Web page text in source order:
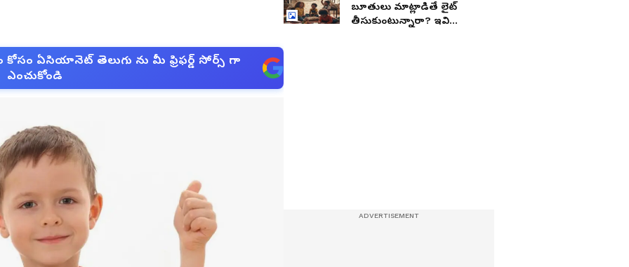
ఏసియానెట్ తెలుగు ను మీ ఫ్రిఫర్డ్ సోర్స్ గా
ఎంచుకోండి
బూతులు మాట్లాడితే లైట్
తీసుకుంటున్నారా? ఇవి